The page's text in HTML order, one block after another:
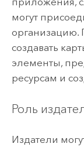
могут
организацию.
создавать
элементы,
ресурсам и
Роль
Издатели